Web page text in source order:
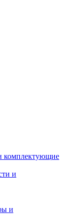
комплектующие
и
и